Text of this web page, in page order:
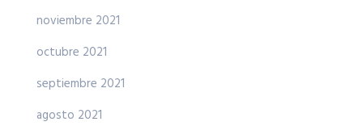
noviembre 2021
octubre 2021
septiembre 2021
agosto 2021